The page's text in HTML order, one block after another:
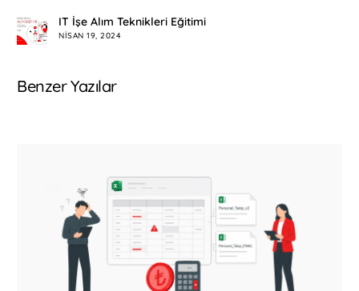
IT İşe Alım Teknikleri Eğitimi
NISAN 19, 2024
Benzer Yazılar